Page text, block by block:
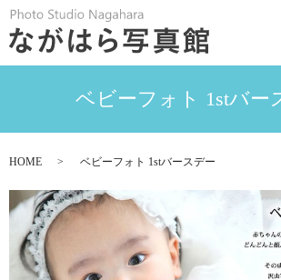
ベビーフォト 1stバー
HOME ベビーフォト 1stバースデー